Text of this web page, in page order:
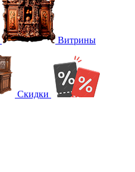
Витрины
Скидки